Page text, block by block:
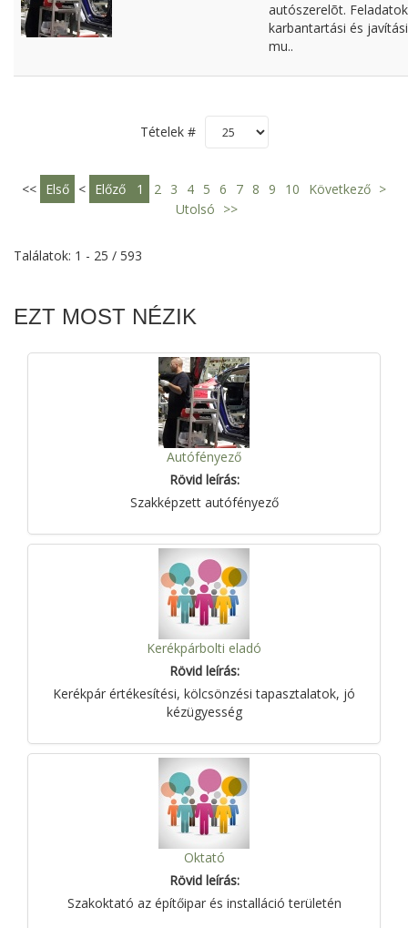
autószerelõt.
karbantartási és javítási
mu..
Tételek #
<< Első < Előző 1 2 3 4 5 6 7 8 9 10 Következő >
Utolsó >>
Találatok: 1 - 25 / 593
EZT MOST NÉZIK
Autófényező
Rövid leírás:
Szakképzett autófényező
Kerékpárbolti eladó
Rövid leírás:
Kerékpár értékesítési, kölcsönzési tapasztalatok, jó
kézügyesség
Oktató
Rövid leírás:
Szakoktató az építőipar és installáció területén